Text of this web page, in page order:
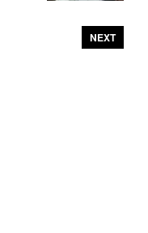
NEXT